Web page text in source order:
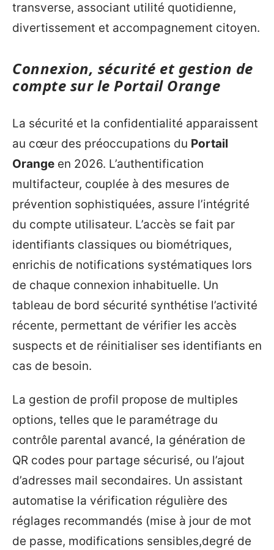
transverse, associant utilité quotidienne,
divertissement et accompagnement citoyen.
Connexion, sécurité et gestion de
compte sur le Portail Orange
La sécurité et la confidentialité apparaissent
au cœur des préoccupations du Portail
Orange en 2026. L’authentification
multifacteur, couplée à des mesures de
prévention sophistiquées, assure l’intégrité
du compte utilisateur. L’accès se fait par
identifiants classiques ou biométriques,
enrichis de notifications systématiques lors
de chaque connexion inhabituelle. Un
tableau de bord sécurité synthétise l’activité
récente, permettant de vérifier les accès
suspects et de réinitialiser ses identifiants en
cas de besoin.
La gestion de profil propose de multiples
options, telles que le paramétrage du
contrôle parental avancé, la génération de
QR codes pour partage sécurisé, ou l’ajout
d’adresses mail secondaires. Un assistant
automatise la vérification régulière des
réglages recommandés (mise à jour de mot
de passe, modifications sensibles,degré de